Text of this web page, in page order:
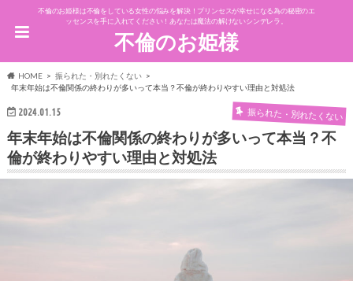
不倫のお姫様は不倫をしている女性の悩みを解決！プリンセスが幸せになる為の秘密のエ
ッセンスを手に入れてください！あなたは魔法の解けないシンデレラ。
不倫のお姫様
HOME
振られた・別れたくない
年末年始は不倫関係の終わりが多いって本当？不倫が終わりやすい理由と対処法
2024.01.15 振られた・別れたくない
年末年始は不倫関係の終わりが多いって本当？不
倫が終わりやすい理由と対処法